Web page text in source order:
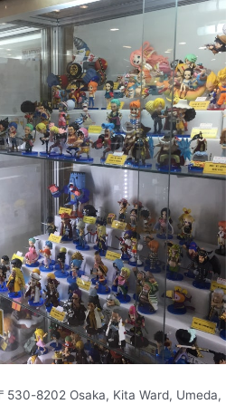
530-8202 Osaka, Kita Ward, Umeda,